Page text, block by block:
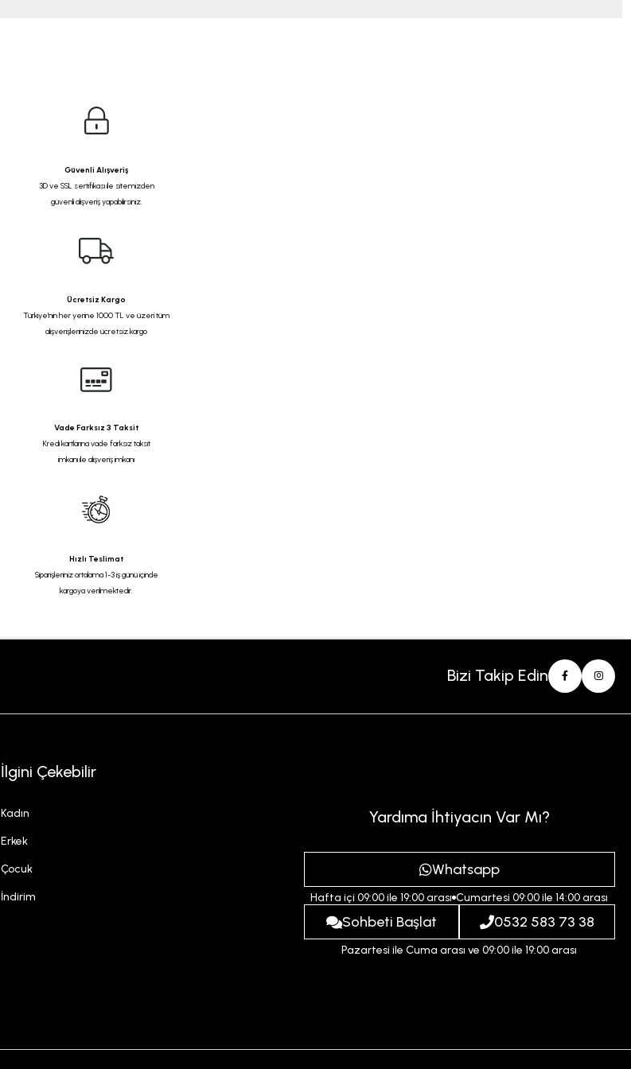
Güvenli Alışveriş
3D ve SSL sertifikası ile sitemizden
güvenli alışveriş yapabilirsiniz.
Ücretsiz Kargo
Türkiye'nin her yerine 1000 TL ve üzeri tüm
alışverişlerinizde ücretsiz kargo
Vade Farksız 3 Taksit
Kredi kartlarına vade farksız taksit
imkanı ile alışveriş imkanı
Hızlı Teslimat
Siparişleriniz ortalama 1-3 iş günü içinde
kargoya verilmektedir.
Bizi Takip Edin
İlgini Çekebilir
Kadın
Erkek
Çocuk
İndirim
Yardıma İhtiyacın Var Mı?
Whatsapp
Hafta içi 09:00 ile 19:00 arası Cumartesi 09:00 ile 14:00 arası
Sohbeti Başlat 0532 583 73 38
Pazartesi ile Cuma arası ve 09:00 ile 19:00 arası